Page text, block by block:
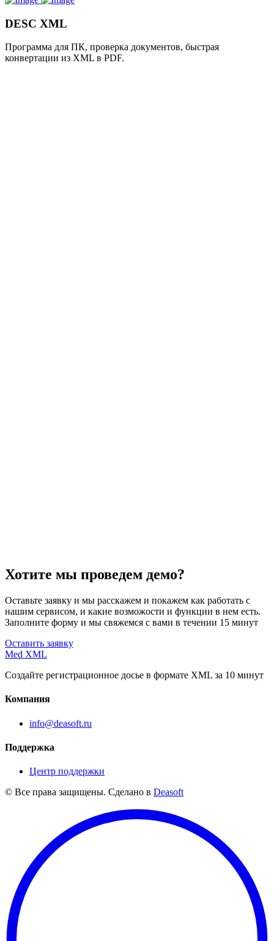
DESC XML
Программа для ПК, проверка документов, быстрая
конвертации из XML в PDF.
Хотите мы проведем демо?
Оставьте заявку и мы расскажем и покажем как работать с
нашим сервисом, и какие возможости и функции в нем есть.
Заполните форму и мы свяжемся с вами в течении 15 минут
Оставить заявку
Med XML
Создайте регистрационное досье в формате XML за 10 минут
Компания
info@deasoft.ru
Поддержка
Центр поддержки
© Все права защищены. Сделано в Deasoft